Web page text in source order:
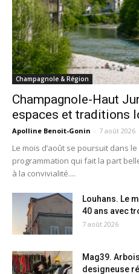
Champagnole & Région
Champagnole-Haut
espaces et traditions
Apolline Benoit-Gonin - 7 août 2026
Le mois d’août se poursuit dans
programmation qui fait la part
à la convivialité....
Louhans. Le
40 ans avec
7 août 2026
Mag39.
designeuse